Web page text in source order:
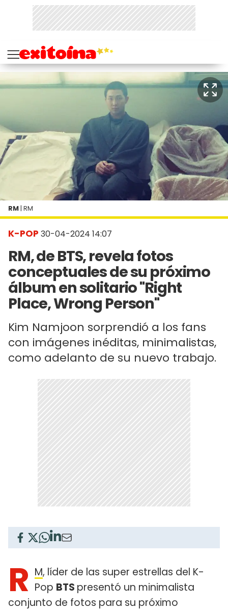
K-POP 30-04-2024 14:07
RM, de BTS, revela fotos
conceptuales de su próximo
álbum en solitario "Right
Place, Wrong Person"
Kim Namjoon sorprendió a los fans
con imágenes inéditas, minimalistas,
como adelanto de su nuevo trabajo.
RM | RM
R M, líder de las super estrellas del K-
Pop BTS presentó un minimalista
conjunto de fotos para su próximo